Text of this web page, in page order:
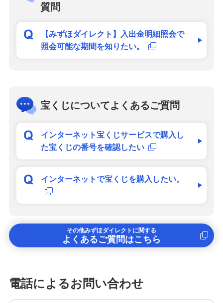
質問
【みずほダイレクト】入出金明細照会で
照会可能な期間を知りたい。
宝くじについてよくあるご質問
インターネット宝くじサービスで購入し
た宝くじの番号を確認したい
インターネットで宝くじを購入したい。
その他みずほダイレクトに関する
よくあるご質問はこちら
電話によるお問い合わせ